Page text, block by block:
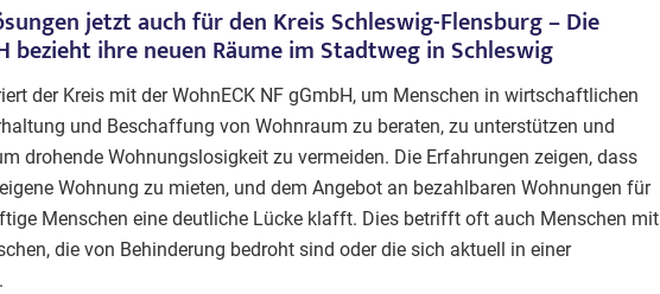
jetzt auch für den Kreis Schleswig-Flensburg – Die
bezieht ihre neuen Räume im Stadtweg in Schleswig
der Kreis mit der WohnECK NF gGmbH, um Menschen in wirtschaftlichen
und Beschaffung von Wohnraum zu beraten, zu unterstützen und
drohende Wohnungslosigkeit zu vermeiden. Die Erfahrungen zeigen, dass
Wohnung zu mieten, und dem Angebot an bezahlbaren Wohnungen für
Menschen eine deutliche Lücke klafft. Dies betrifft oft auch Menschen mit
die von Behinderung bedroht sind oder die sich aktuell in einer